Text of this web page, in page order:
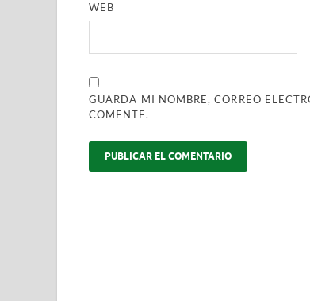
WEB
GUARDA MI NOMBRE, CORREO
COMENTE.